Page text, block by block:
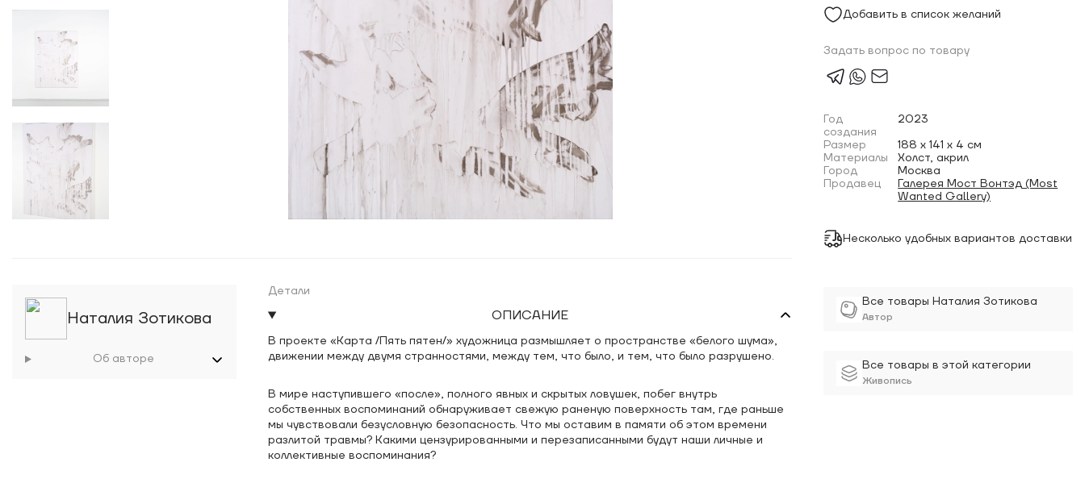
Добавить в список желаний
Задать вопрос по товару
Год
создания
2023
Размер
188 x 141 x 4 см
Материалы
Холст, акрил
Город
Москва
Продавец
Галерея Мост Вонтэд (Most
Wanted Gallery)
Несколько удобных вариантов доставки
Все товары Наталия Зотикова
Автор
Все товары в этой категории
Живопись
Наталия Зотикова
Об авторе
Детали
ОПИСАНИЕ
В проекте «Карта /Пять пятен/» художница размышляет о пространстве «белого шума»,
движении между двумя странностями, между тем, что было, и тем, что было разрушено.
В мире наступившего «после», полного явных и скрытых ловушек, побег внутрь
собственных воспоминаний обнаруживает свежую раненую поверхность там, где раньше
мы чувствовали безусловную безопасность. Что мы оставим в памяти об этом времени
разлитой травмы? Какими цензурированными и перезаписанными будут наши личные и
коллективные воспоминания?